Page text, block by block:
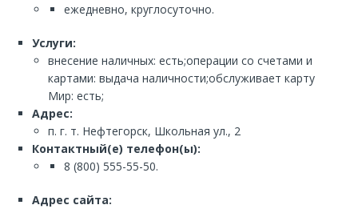
ежедневно, круглосуточно.
Услуги:
внесение наличных: есть;операции со счетами и
картами: выдача наличности;обслуживает карту
Мир: есть;
Адрес:
п. г. т. Нефтегорск, Школьная ул., 2
Контактный(е) телефон(ы):
8 (800) 555-55-50.
Адрес сайта: